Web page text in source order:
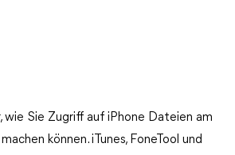
wie Sie Zugriff auf iPhone Dateien am
können. iTunes, FoneTool und